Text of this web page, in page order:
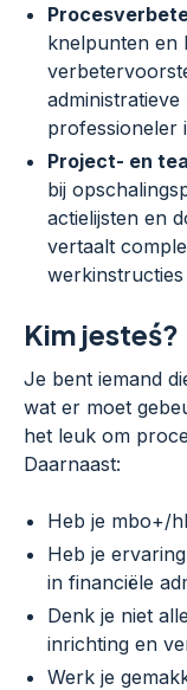
knelpunten en
professioneler
Project- en
bij
actielijsten en
vertaalt
Kim jesteś?
Je bent iemand
wat er moet
het leuk om
Daarnaast:
Heb je mbo+/
Heb je
in financiële
Denk je niet
inrichting en
Werk je